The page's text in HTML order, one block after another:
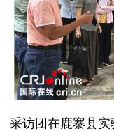
采访团在鹿寨县